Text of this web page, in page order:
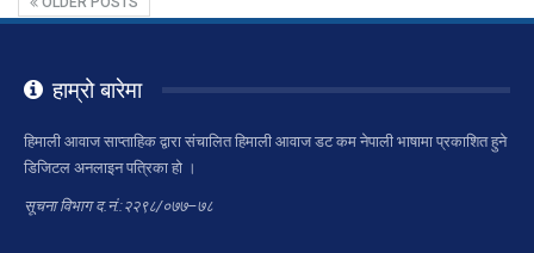
हाम्रो बारेमा
हिमाली आवाज साप्ताहिक द्वारा संचालित हिमाली आवाज डट कम नेपाली भाषामा प्रकाशित हुने
डिजिटल अनलाइन पत्रिका हो ।
सूचना विभाग द.नं.:२२९८/०७७–७८